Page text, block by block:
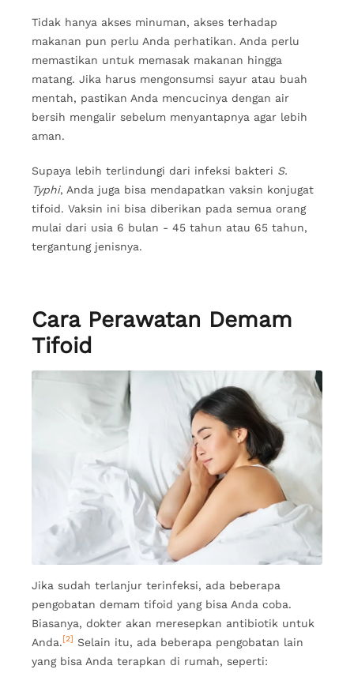
Tidak hanya akses minuman, akses terhadap
makanan pun perlu Anda perhatikan. Anda perlu
memastikan untuk memasak makanan hingga
matang. Jika harus mengonsumsi sayur atau buah
mentah, pastikan Anda mencucinya dengan air
bersih mengalir sebelum menyantapnya agar lebih
aman.
Supaya lebih terlindungi dari infeksi bakteri S.
Typhi, Anda juga bisa mendapatkan vaksin konjugat
tifoid. Vaksin ini bisa diberikan pada semua orang
mulai dari usia 6 bulan - 45 tahun atau 65 tahun,
tergantung jenisnya.
Cara Perawatan Demam
Tifoid
Jika sudah terlanjur terinfeksi, ada beberapa
pengobatan demam tifoid yang bisa Anda coba.
Biasanya, dokter akan meresepkan antibiotik untuk
Anda. [2] Selain itu, ada beberapa pengobatan lain
yang bisa Anda terapkan di rumah, seperti: